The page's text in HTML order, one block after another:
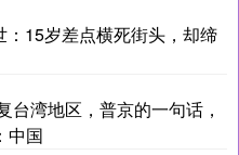
15岁差点横死街头，却缔
台湾地区，普京的一句话，
中国